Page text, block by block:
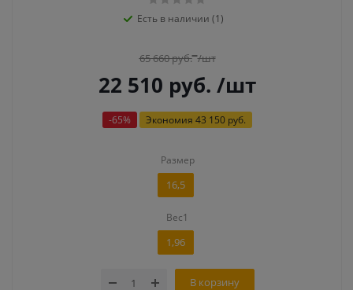
Есть в наличии (1)
65 660руб. /шт
22 510 руб. /шт
-65% Экономия 43 150 руб.
Размер
16,5
Вес1
1,96
В корзину